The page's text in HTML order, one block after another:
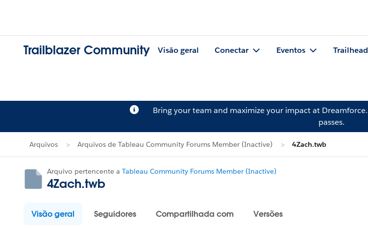
Trailblazer Community Visão geral Conectar Eventos Trailhead
Bring your team and maximize your impact at Dreamforce.
passes.
Arquivos Arquivos de Tableau Community Forums Member (Inactive) 4Zach.twb
Arquivo pertencente a Tableau Community Forums Member (Inactive)
4Zach.twb
Visão geral Seguidores Compartilhada com Versões